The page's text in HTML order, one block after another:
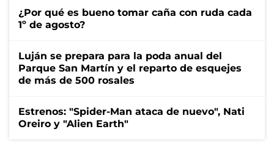
¿Por qué es bueno tomar caña con ruda cada
1º de agosto?
Luján se prepara para la poda anual del
Parque San Martín y el reparto de esquejes
de más de 500 rosales
Estrenos: "Spider-Man ataca de nuevo", Nati
Oreiro y "Alien Earth"